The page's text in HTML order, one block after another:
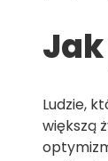
Ludzie,
większą